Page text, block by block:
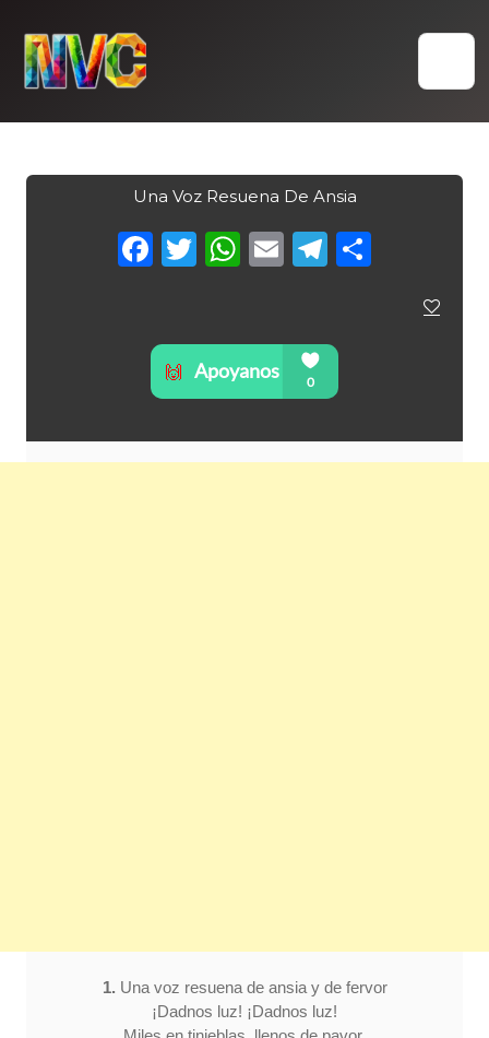
content
Una Voz Resuena De Ansia
Facebook
Twitter
WhatsApp
Email
1. Una voz resuena de ansia y de fervor
¡Dadnos luz! ¡Dadnos luz!